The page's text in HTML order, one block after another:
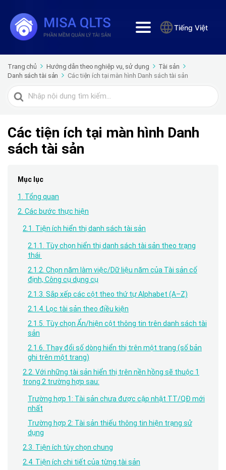
Tiếng Việt
Trang chủ Hướng dẫn theo nghiệp vụ, sử dụng
Tài sản
Danh sách tài sản
Các tiện ích tại màn hình Danh sách tài sản
Tìm
kiếm
Các tiện ích tại màn hình Danh
sách tài sản
Mục lục
1. Tổng quan
2. Các bước thực hiện
2.1. Tiện ích hiển thị danh sách tài sản
2.1.1. Tùy chọn hiển thị danh sách tài sản theo trạng
thái
2.1.2. Chọn năm làm việc/Dữ liệu năm của Tài sản cố
định, Công cụ dụng cụ
2.1.3. Sắp xếp các cột theo thứ tự Alphabet (A–Z)
2.1.4. Lọc tài sản theo điều kiện
2.1.5. Tùy chọn Ẩn/hiện cột thông tin trên danh sách tài
sản
2.1.6. Thay đổi số dòng hiển thị trên một trang (số bản
ghi trên một trang)
2.2. Với những tài sản hiển thị trên nền hồng sẽ thuộc 1
trong 2 trường hợp sau:
Trường hợp 1: Tài sản chưa được cập nhật TT/QĐ mới
nhất
Trường hợp 2: Tài sản thiếu thông tin hiện trạng sử
dụng
2.3. Tiện ích tùy chọn chung
2.4. Tiện ích chi tiết của từng tài sản